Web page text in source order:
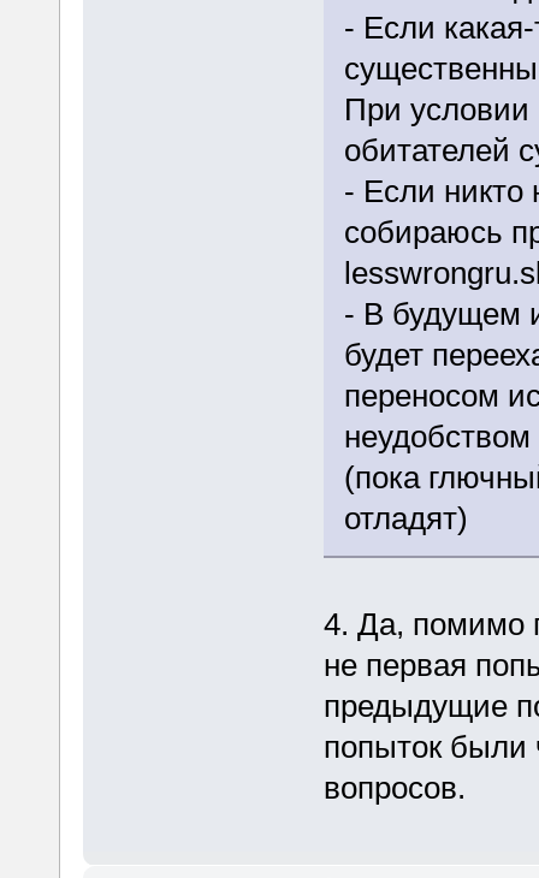
- Если
При условии
обитателей
- Если никто
собираюсь
- В будущем
будет
переносом
неудобством
(пока
отладят)
4. Да, помимо
не первая
предыдущие
попыток были
вопросов.